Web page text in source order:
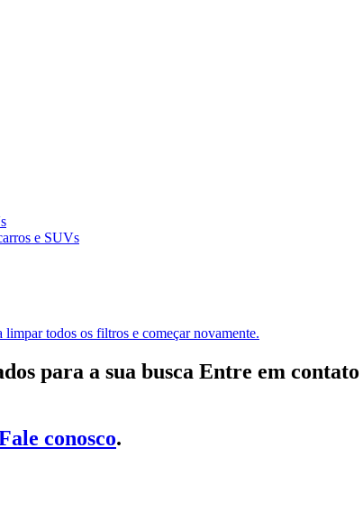
e SUVs
limpar todos os filtros e começar novamente.
para a sua busca Entre em
conosco.